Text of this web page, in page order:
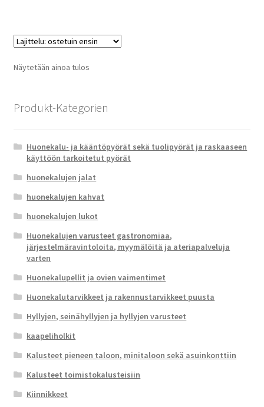
Näytetään ainoa tulos
Produkt-Kategorien
Huonekalu- ja kääntöpyörät sekä tuolipyörät ja raskaaseen
käyttöön tarkoitetut pyörät
huonekalujen jalat
huonekalujen kahvat
huonekalujen lukot
Huonekalujen varusteet gastronomiaa,
järjestelmäravintoloita, myymälöitä ja ateriapalveluja
varten
Huonekalupellit ja ovien vaimentimet
Huonekalutarvikkeet ja rakennustarvikkeet puusta
Hyllyjen, seinähyllyjen ja hyllyjen varusteet
kaapeliholkit
Kalusteet pieneen taloon, minitaloon sekä asuinkonttiin
Kalusteet toimistokalusteisiin
Kiinnikkeet